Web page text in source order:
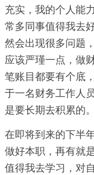
充实，我的个人能
常多同事值得我去
然会出现很多问题
应该严瑾一点，做
笔账目都要有个底
于一名财务工作人
是要长期去积累的。
在即将到来的下半
做好本职，再有就
值得我去学习，对